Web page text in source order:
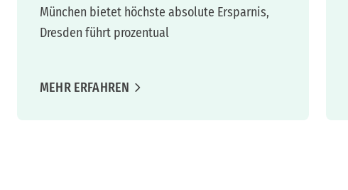
München bietet höchste absolute Ersparnis,
Dresden führt prozentual
MEHR ERFAHREN